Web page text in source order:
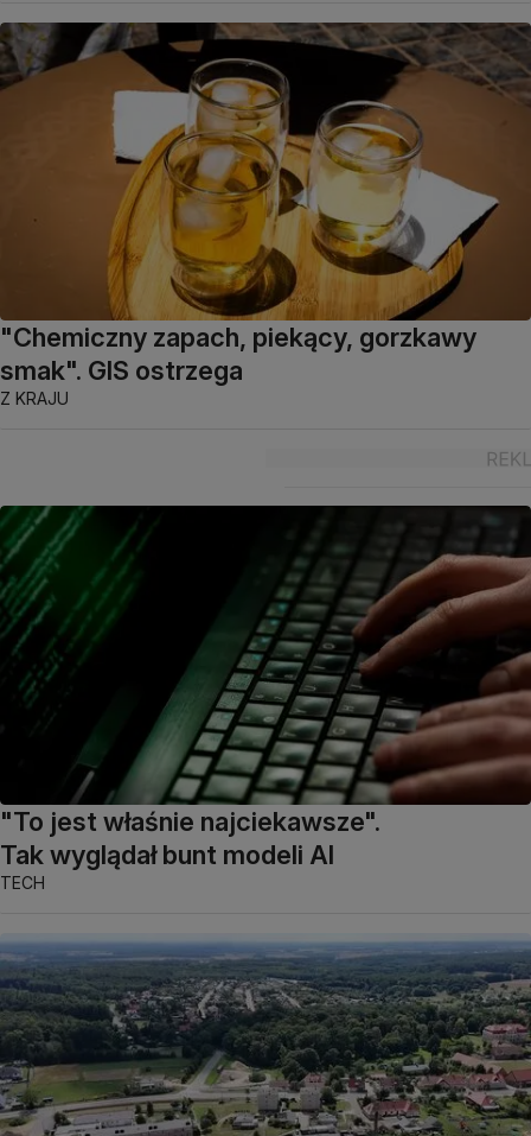
"Chemiczny zapach, piekący, gorzkawy
smak". GIS ostrzega
Z KRAJU
"To jest właśnie najciekawsze".
Tak wyglądał bunt modeli AI
TECH